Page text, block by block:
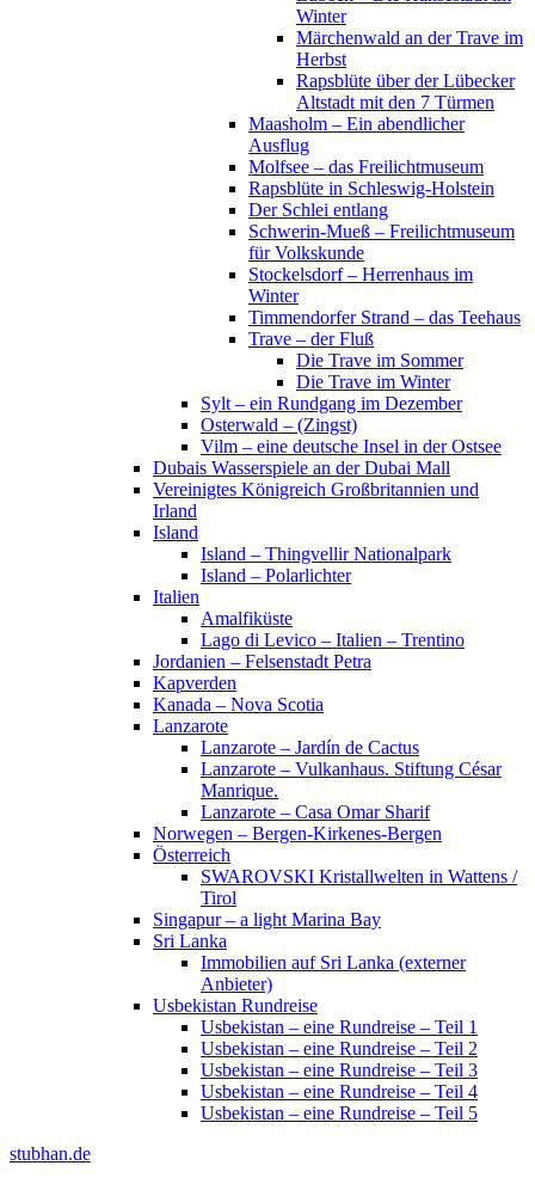
Winter
Märchenwald an der Trave im
Herbst
Rapsblüte über der Lübecker
Altstadt mit den 7 Türmen
Maasholm – Ein abendlicher
Ausflug
Molfsee – das Freilichtmuseum
Rapsblüte in Schleswig-Holstein
Der Schlei entlang
Schwerin-Mueß – Freilichtmuseum
für Volkskunde
Stockelsdorf – Herrenhaus im
Winter
Timmendorfer Strand – das Teehaus
Trave – der Fluß
Die Trave im Sommer
Die Trave im Winter
Sylt – ein Rundgang im Dezember
Osterwald – (Zingst)
Vilm – eine deutsche Insel in der Ostsee
Dubais Wasserspiele an der Dubai Mall
Vereinigtes Königreich Großbritannien und
Irland
Island
Island – Thingvellir Nationalpark
Island – Polarlichter
Italien
Amalfiküste
Lago di Levico – Italien – Trentino
Jordanien – Felsenstadt Petra
Kapverden
Kanada – Nova Scotia
Lanzarote
Lanzarote – Jardín de Cactus
Lanzarote – Vulkanhaus. Stiftung César
Manrique.
Lanzarote – Casa Omar Sharif
Norwegen – Bergen-Kirkenes-Bergen
Österreich
SWAROVSKI Kristallwelten in Wattens /
Tirol
Singapur – a light Marina Bay
Sri Lanka
Immobilien auf Sri Lanka (externer
Anbieter)
Usbekistan Rundreise
Usbekistan – eine Rundreise – Teil 1
Usbekistan – eine Rundreise – Teil 2
Usbekistan – eine Rundreise – Teil 3
Usbekistan – eine Rundreise – Teil 4
Usbekistan – eine Rundreise – Teil 5
stubhan.de